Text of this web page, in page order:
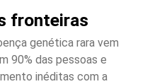
fronteiras
genética rara vem
90% das pessoas e
inéditas com a